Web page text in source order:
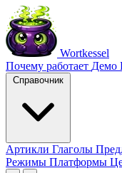
Wortkessel
Почему работает Демо
Справочник
Артикли Глаголы
Режимы Платформы